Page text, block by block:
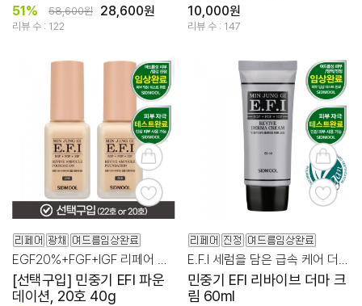
51% 58,600원 28,600원
리뷰 수 : 122
10,000원
리뷰 수 : 147
[선택구입] 민중기 EFI 파운
데이션, 20호 40g
민중기 EFI 리바이브 더마 크
림 60ml